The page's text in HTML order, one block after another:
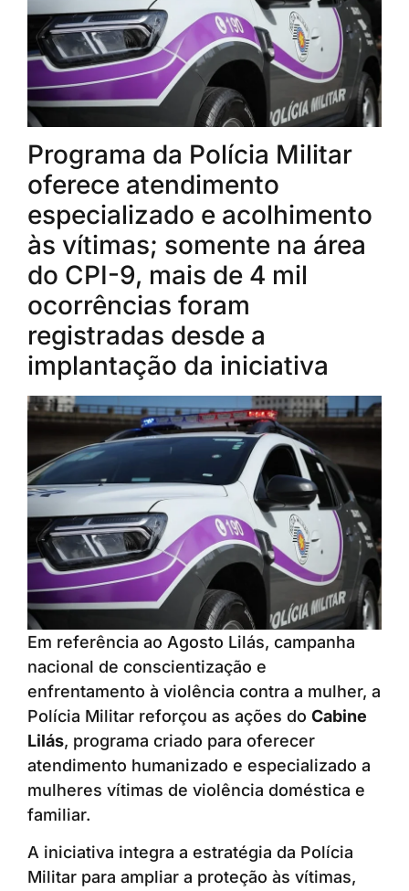
Programa da Polícia Militar
oferece atendimento
especializado e acolhimento
às vítimas; somente na área
do CPI-9, mais de 4 mil
ocorrências foram
registradas desde a
implantação da iniciativa
Em referência ao Agosto Lilás, campanha
nacional de conscientização e
enfrentamento à violência contra a mulher, a
Polícia Militar reforçou as ações do Cabine
Lilás, programa criado para oferecer
atendimento humanizado e especializado a
mulheres vítimas de violência doméstica e
familiar.
A iniciativa integra a estratégia da Polícia
Militar para ampliar a proteção às vítimas,